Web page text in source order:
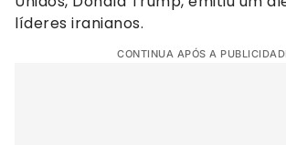
líderes iranianos.
CONTINUA APÓS A